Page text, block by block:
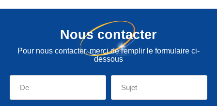
Nous contacter
Pour nous contacter, merci de remplir le formulaire ci-
dessous